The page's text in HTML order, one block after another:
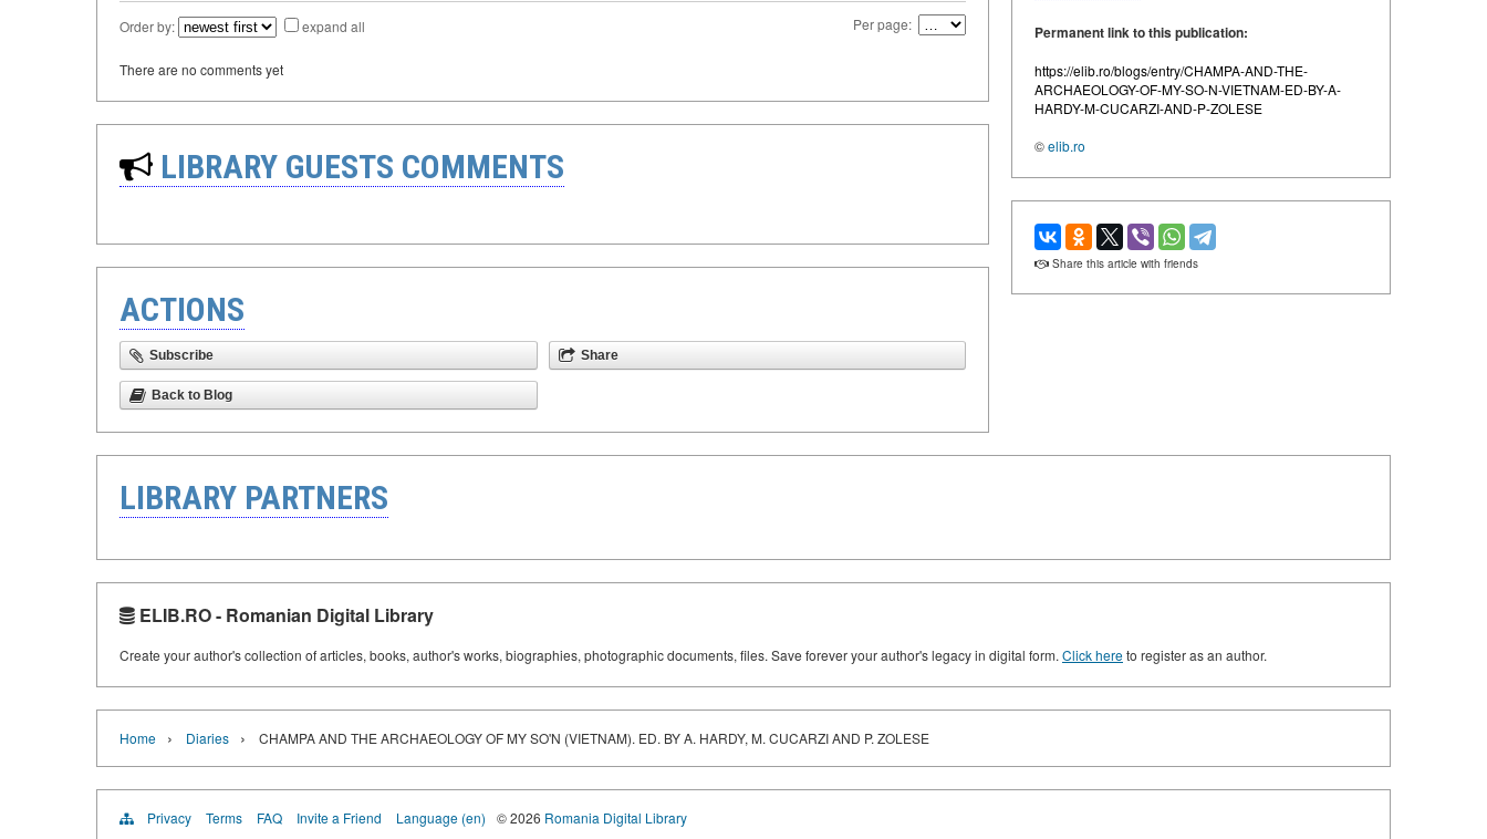
Order by: expand all Per page:
There are no comments yet
LIBRARY GUESTS COMMENTS
ACTIONS
Subscribe Share
Back to Blog
Permanent link to this publication:
https://elib.ro/blogs/entry/CHAMPA-AND-THE-
ARCHAEOLOGY-OF-MY-SO-N-VIETNAM-ED-BY-A-
HARDY-M-CUCARZI-AND-P-ZOLESE
©elib.ro
Share this article with friends
LIBRARY PARTNERS
ELIB.RO - Romanian Digital Library
Create your author's collection of articles, books, author's works, biographies, photographic documents, files. Save forever your author's legacy in digital form. Click hereto register as an author.
Home › Diaries › CHAMPA AND THE ARCHAEOLOGY OF MY SO'N (VIETNAM). ED. BY A. HARDY, M. CUCARZI AND P. ZOLESE
Privacy Terms FAQ Invite a Friend Language (en) © 2026 Romania Digital Library